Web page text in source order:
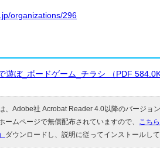
organizations/296
遊ぼ_ボードゲーム_チラシ （PDF
、Adobe社 Acrobat Reader 4.0以降のバージョ
ームページで無償配布されていますので、 こち
ダウンロードし、説明に従ってインストールして